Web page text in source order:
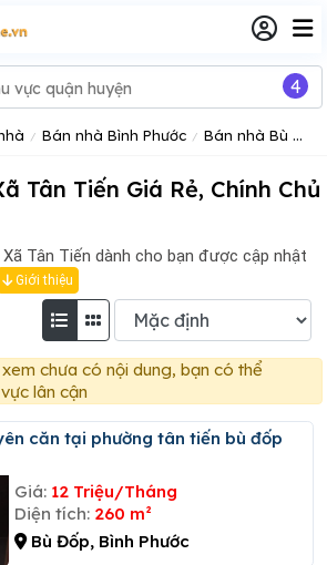
Bán nhà Bình Phước Bán nhà Bù Đốp
Tân Tiến Giá Rẻ, Chính Chủ
Xã Tân Tiến dành cho bạn được cập nhật
Giới thiệu
chưa có nội dung, bạn có thể
lân cận
Giá: 12 Triệu/Tháng
Diện tích: 260 m²
Bù Đốp, Bình Phước
4